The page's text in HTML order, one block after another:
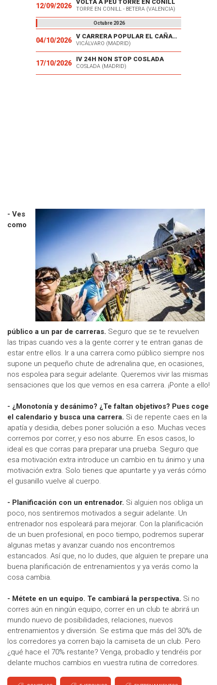
12/09/2026
VOLTA A PEU TORRE EN CONILL
TORRE EN CONILL - BETERA (VALENCIA)
Octubre 2026
04/10/2026
V CARRERA POPULAR EL CAÑAVERAL
VICÁLVARO (MADRID)
17/10/2026
IV 24H NON STOP COSLADA
COSLADA (MADRID)
- Ves
como
público a un par de carreras. Seguro que se te revuelven
las tripas cuando ves a la gente correr y te entran ganas de
estar entre ellos. Ir a una carrera como público siempre nos
supone un pequeño chute de adrenalina que, en ocasiones,
nos espolea para seguir adelante. Queremos vivir las mismas
sensaciones que los que vemos en esa carrera. ¡Ponte a ello!
- ¿Monotonía y desánimo? ¿Te faltan objetivos? Pues coge
el calendario y busca una carrera. Si de repente caes en la
apatía y desidia, debes poner solución a eso. Muchas veces
corremos por correr, y eso nos aburre. En esos casos, lo
ideal es que corras para preparar una prueba. Seguro que
esa motivación extra introduce un cambio en tu ánimo y una
motivación extra. Solo tienes que apuntarte y ya verás cómo
el gusanillo vuelve al cuerpo.
- Planificación con un entrenador. Si alguien nos obliga un
poco, nos sentiremos motivados a seguir adelante. Un
entrenador nos espoleará para mejorar. Con la planificación
de un buen profesional, en poco tiempo, podremos superar
algunas metas y avanzar cuando nos encontremos
estancados. Así que, no lo dudes, que alguien te prepare una
buena planificación de entrenamientos y ya verás como la
cosa cambia.
- Métete en un equipo. Te cambiará la perspectiva. Si no
corres aún en ningún equipo, correr en un club te abrirá un
mundo nuevo de posibilidades, relaciones, nuevos
entrenamientos y diversión. Se estima que más del 30% de
los corredores ya corren bajo la camiseta de un club. Pero
¿qué hace el 70% restante? Venga, probadlo y tendréis por
delante muchos cambios en vuestra rutina de corredores.